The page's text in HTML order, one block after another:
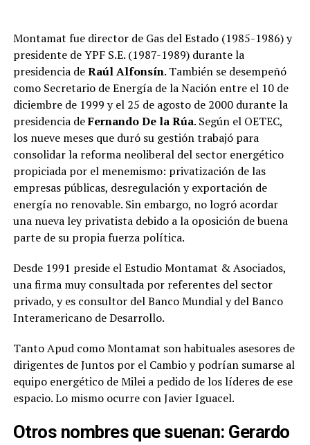
Montamat fue director de Gas del Estado (1985-1986) y
presidente de YPF S.E. (1987-1989) durante la
presidencia deRaúl Alfonsín. También se desempeñó
como Secretario de Energía de la Nación entre el 10 de
diciembre de 1999 y el 25 de agosto de 2000 durante la
presidencia deFernando De la Rúa. Según el OETEC,
los nueve meses que duró su gestión trabajó para
consolidar la reforma neoliberal del sector energético
propiciada por el menemismo: privatización de las
empresas públicas, desregulación y exportación de
energía no renovable. Sin embargo, no logró acordar
una nueva ley privatista debido a la oposición de buena
parte de su propia fuerza política.
Desde 1991 preside el Estudio Montamat & Asociados,
una firma muy consultada por referentes del sector
privado, y es consultor del Banco Mundial y del Banco
Interamericano de Desarrollo.
Tanto Apud como Montamat son habituales asesores de
dirigentes de Juntos por el Cambio y podrían sumarse al
equipo energético de Milei a pedido de los líderes de ese
espacio. Lo mismo ocurre con Javier Iguacel.
Otros nombres que suenan: Gerardo